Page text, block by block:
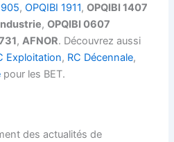
,OPQIBI 1911,OPQIBI 1407
,OPQIBI 0607
,AFNOR. Découvrez aussi
Exploitation, RC Décennale,
pour les BET.
des actualités de